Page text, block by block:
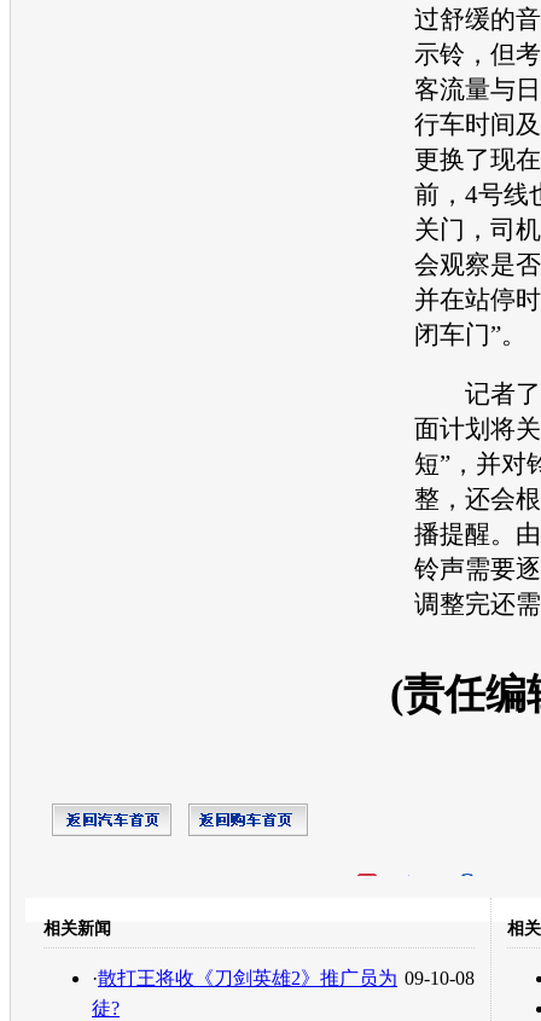
过舒缓的
示铃，但
客流量与
行车时间
更换了现
前，4号线
关门，司
会观察是
并在站停
闭车门”。
记者了
面计划将
短”，并对
整，还会
播提醒。
铃声需要
调整完还
(责任编
转发至：
相关新闻
09-10-08
·散打王将收《刀剑英雄2》推广员为
徒?
相